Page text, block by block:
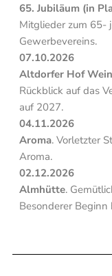
65. Jubiläum (in
Mitglieder zum 65-
Gewerbevereins.
07.10.2026
Altdorfer Hof
Rückblick auf das
auf 2027.
04.11.2026
Aroma. Vorletzter
Aroma.
02.12.2026
Almhütte.
Besonderer